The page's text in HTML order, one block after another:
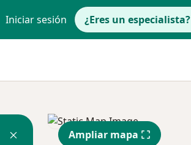
Iniciar sesión ¿Eres un especialista?
Ampliar mapa